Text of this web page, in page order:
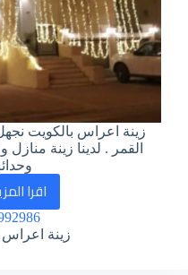
زينة اعراس بالكويت
القمر . لدينا زينة
اقرا
زينة اعراس